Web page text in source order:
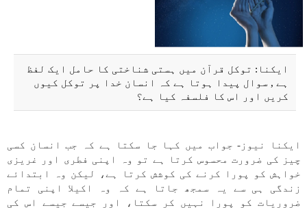
ایکنا: توکل قرآن میں ہستی شناختی کا حامل ایک لفظ
ہے , سوال پیدا ہوتا ہے کہ انسان خدا پر توکل کیوں
کریں اور اس کا فلسفہ کیا ہے؟
ایکنا نیوز- جواب میں کہا جا سکتا ہے کہ جب انسان کسی
چیز کی ضرورت محسوس کرتا ہے تو وہ اپنی فطری اور غریزی
خواہش کو پورا کرنے کی کوشش کرتا ہے، لیکن وہ ابتدائے
زندگی ہی سے یہ سمجھ جاتا ہے کہ وہ اکیلا اپنی تمام
ضروریات کو پورا نہیں کر سکتا، اور جیسے جیسے اس کی